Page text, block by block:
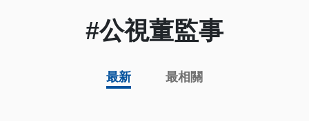
#公視董監事
最新 最相關